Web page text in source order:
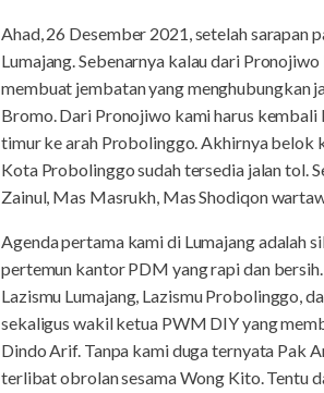
Ahad, 26 Desember 2021, setelah sarapan
Lumajang. Sebenarnya kalau dari
membuat jembatan yang menghubungkan
Bromo. Dari Pronojiwo kami harus kembali
timur ke arah Probolinggo. Akhirnya belok
Kota Probolinggo sudah tersedia jalan tol.
Zainul, Mas Masrukh, Mas Shodiqon
Agenda pertama kami di Lumajang adalah
pertemun kantor PDM yang rapi dan
Lazismu Lumajang, Lazismu Probolinggo,
sekaligus wakil ketua PWM DIY yang
Dindo Arif. Tanpa kami duga ternyata Pak
terlibat obrolan sesama Wong Kito. Tentu